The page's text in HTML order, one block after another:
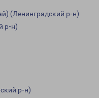
(Ленинградский р-н)
р-н)
р-н)